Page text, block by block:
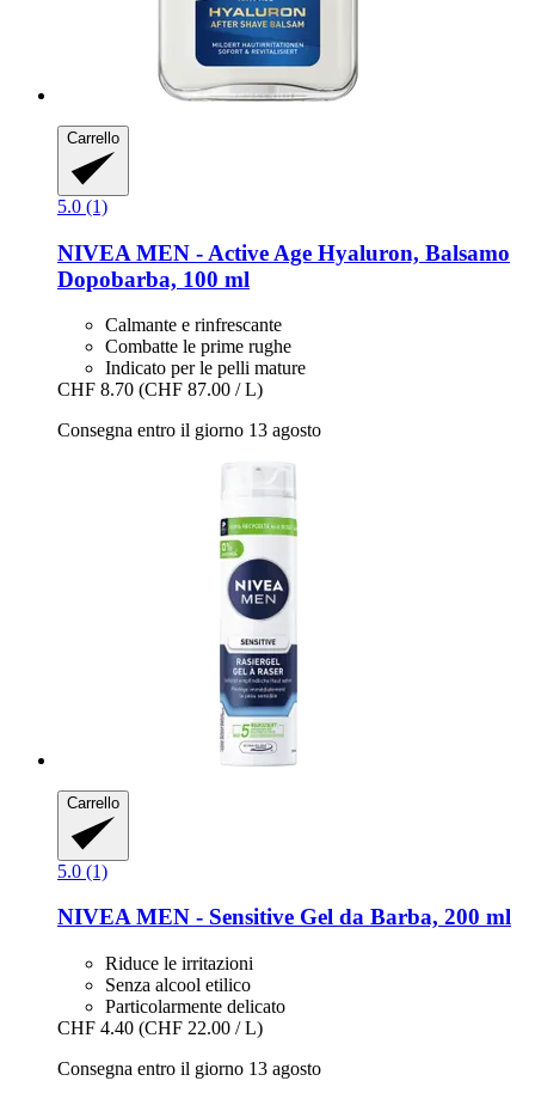
Carrello
5.0 (1)
NIVEA MEN -​ Active Age Hyaluron, Balsamo
Dopobarba, 100 ml
Calmante e rinfrescante
Combatte le prime rughe
Indicato per le pelli mature
CHF 8.70 (CHF 87.00 / L)
Consegna entro il giorno 13 agosto
Carrello
5.0 (1)
NIVEAMEN -​ Sensitive Gel da Barba, 200 ml
Riduce le irritazioni
Senza alcool etilico
Particolarmente delicato
CHF 4.40 (CHF 22.00 / L)
Consegna entro il giorno 13 agosto